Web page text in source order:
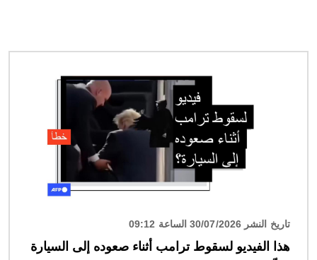
تاريخ النشر 30/07/2026 الساعة 09:12
هذا الفيديو لسقوط ترامب أثناء صعوده إلى السيارة